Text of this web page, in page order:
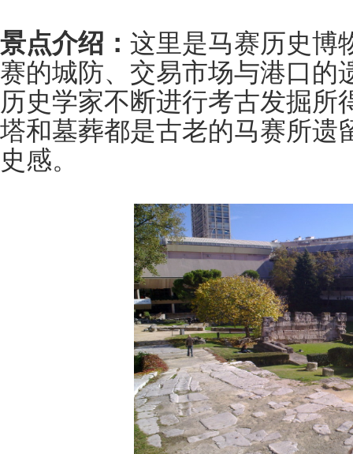
景点介绍： 这里是马赛历史博
赛的城防、交易市场与港口的
历史学家不断进行考古发掘所
塔和墓葬都是古老的马赛所遗
史感。